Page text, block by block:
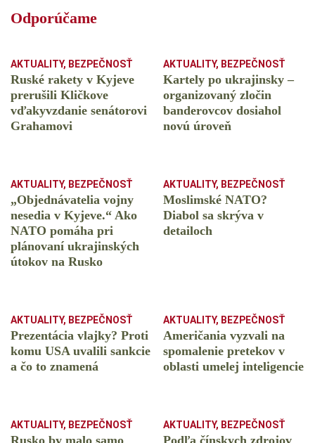
Odporúčame
AKTUALITY, BEZPEČNOSŤ
Ruské rakety v Kyjeve
prerušili Kličkove
vďakyvzdanie senátorovi
Grahamovi
AKTUALITY, BEZPEČNOSŤ
Kartely po ukrajinsky –
organizovaný zločin
banderovcov dosiahol
novú úroveň
AKTUALITY, BEZPEČNOSŤ
„Objednávatelia vojny
nesedia v Kyjeve.“ Ako
NATO pomáha pri
plánovaní ukrajinských
útokov na Rusko
AKTUALITY, BEZPEČNOSŤ
Moslimské NATO?
Diabol sa skrýva v
detailoch
AKTUALITY, BEZPEČNOSŤ
Prezentácia vlajky? Proti
komu USA uvalili sankcie
a čo to znamená
AKTUALITY, BEZPEČNOSŤ
Američania vyzvali na
spomalenie pretekov v
oblasti umelej inteligencie
AKTUALITY, BEZPEČNOSŤ AKTUALITY, BEZPEČNOSŤ